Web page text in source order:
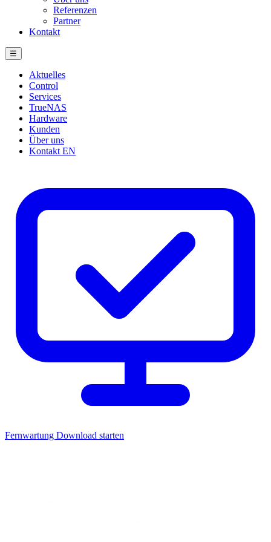
Referenzen
Partner
Kontakt
☰
Aktuelles
Control
Services
TrueNAS
Hardware
Kunden
Über uns
Kontakt EN
Fernwartung Download starten